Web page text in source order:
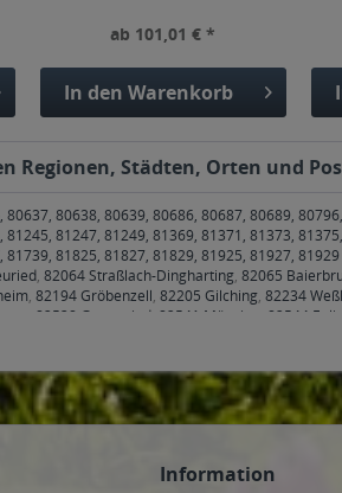
ab 101,01 € *
In den Warenkorb
Regionen, Städten, Orten und
80638, 80639, 80686, 80687, 80689,
81247, 81249, 81369, 81371, 81373,
81825, 81827, 81829, 81925, 81927,
, 82064 Straßlach-Dingharting, 82065
, 82194 Gröbenzell, 82205 Gilching, 82234
82538 Geretsried 82541 Münsing 82544 Egling
,83737 Irschenberg,85221 Dachau,85232
,85445 Oberding, 85452 Moosinning, 85457
Markt Schwaben, Ottenhofen 85579 Neubiberg
85764 Oberschleißheim,85774
Information